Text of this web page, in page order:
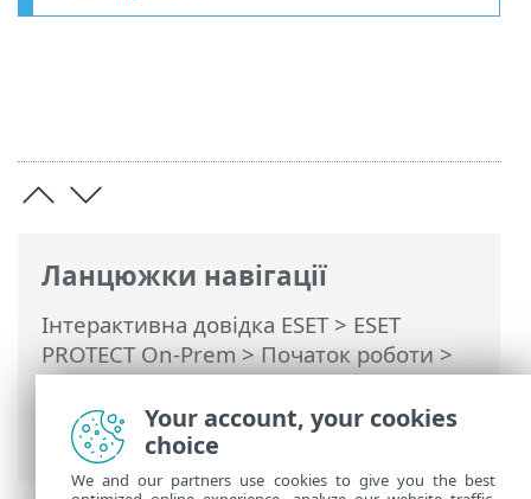
Ланцюжки навігації
Інтерактивна довідка ESET> ESET
PROTECT On-Prem>Початок роботи>
ESET Management Pозгорнути агент>
Віддалене розгортання> ESET Remote
Deployment Tool
Your account, your cookies
choice
We and our partners use cookies to give you the best